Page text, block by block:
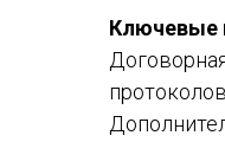
Ключевые